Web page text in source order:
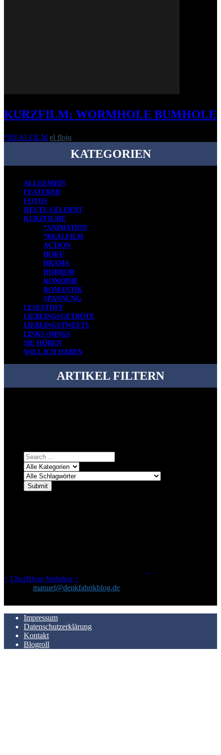
KURZFILM: WORMHOLE BUMHOLE
*REALFILM el flojo
KATEGORIEN
ALLGEMEIN
FEATURED
FOTOS
HEUTE GELERNT
KURZFILME
*ANIMATION
*REALFILM
ACTION
DOKU
DRAMA
HORROR
KOMÖDIE
ROMANTIK
SPANNUNG
LESESTOFF
LIEBLINGSGETRÖTE
LIEBLINGSTWEETS
LINKS+DINGS
SIE HÖREN
WILL ICH HABEN
ARTIKEL FILTERN
< UberBlogr Webring >
manuel@denkfabrikblog.de
Impressum
Datenschutzerklärung
Kontakt
Blogroll